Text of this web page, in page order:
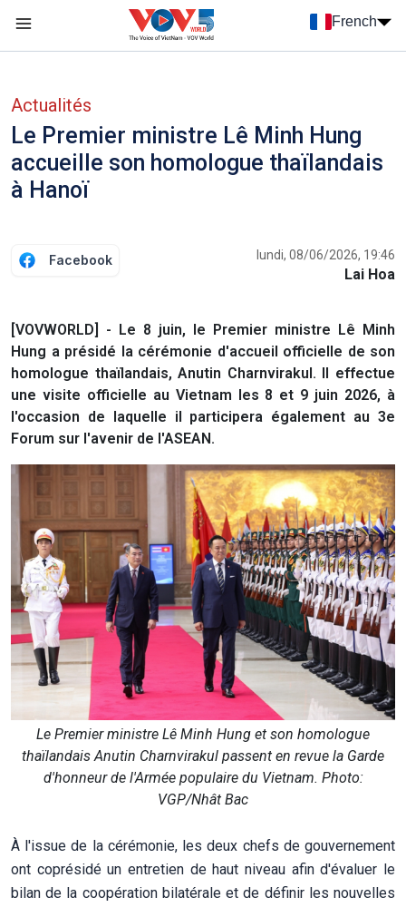
French
Actualités
Le Premier ministre Lê Minh Hung
accueille son homologue thaïlandais
à Hanoï
Facebook lundi, 08/06/2026, 19:46
Lai Hoa
[VOVWORLD] - Le 8 juin, le Premier ministre Lê Minh
Hung a présidé la cérémonie d'accueil officielle de son
homologue thaïlandais, Anutin Charnvirakul. Il effectue
une visite officielle au Vietnam les 8 et 9 juin 2026, à
l'occasion de laquelle il participera également au 3e
Forum sur l'avenir de l'ASEAN.
Le Premier ministre Lê Minh Hung et son homologue
thaïlandais Anutin Charnvirakul passent en revue la Garde
d'honneur de l'Armée populaire du Vietnam. Photo:
VGP/Nhât Bac
À l'issue de la cérémonie, les deux chefs de gouvernement
ont coprésidé un entretien de haut niveau afin d'évaluer le
bilan de la coopération bilatérale et de définir les nouvelles